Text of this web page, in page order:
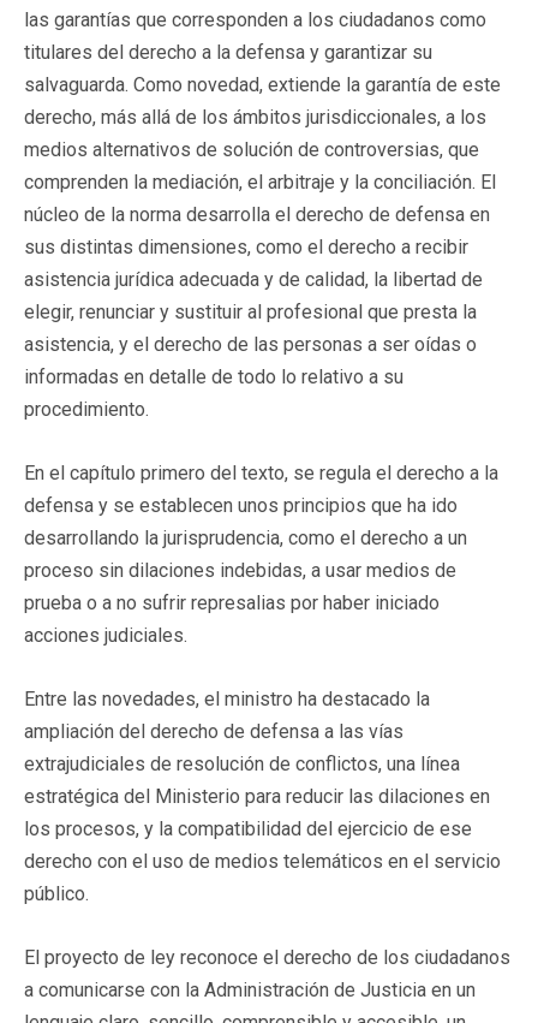
las garantías que corresponden a los ciudadanos como
titulares del derecho a la defensa y garantizar su
salvaguarda. Como novedad, extiende la garantía de este
derecho, más allá de los ámbitos jurisdiccionales, a los
medios alternativos de solución de controversias, que
comprenden la mediación, el arbitraje y la conciliación. El
núcleo de la norma desarrolla el derecho de defensa en
sus distintas dimensiones, como el derecho a recibir
asistencia jurídica adecuada y de calidad, la libertad de
elegir, renunciar y sustituir al profesional que presta la
asistencia, y el derecho de las personas a ser oídas o
informadas en detalle de todo lo relativo a su
procedimiento.
En el capítulo primero del texto, se regula el derecho a la
defensa y se establecen unos principios que ha ido
desarrollando la jurisprudencia, como el derecho a un
proceso sin dilaciones indebidas, a usar medios de
prueba o a no sufrir represalias por haber iniciado
acciones judiciales.
Entre las novedades, el ministro ha destacado la
ampliación del derecho de defensa a las vías
extrajudiciales de resolución de conflictos, una línea
estratégica del Ministerio para reducir las dilaciones en
los procesos, y la compatibilidad del ejercicio de ese
derecho con el uso de medios telemáticos en el servicio
público.
El proyecto de ley reconoce el derecho de los ciudadanos
a comunicarse con la Administración de Justicia en un